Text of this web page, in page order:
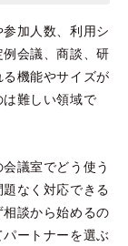
加人数、利用シ
会議、商談、研
機能やサイズが
難しい領域で
議室でどう使う
なく対応できる
談から始めるの
ートナーを選ぶ